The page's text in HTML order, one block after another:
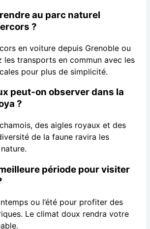
au parc naturel
?
en voiture depuis Grenoble ou
les transports en commun avec les
pour plus de simplicité.
peut-on observer dans la
?
des aigles royaux et des
de la faune ravira les
période pour visiter
ou l’été pour profiter des
Le climat doux rendra votre